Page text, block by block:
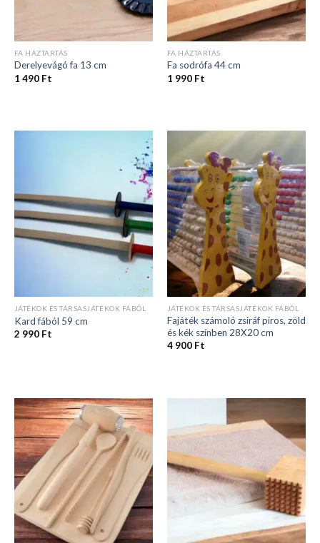
FA HÁZTARTÁS
Derelyevágó fa 13 cm
1 490 Ft
FA HÁZTARTÁS
Fa sodrófa 44 cm
1 990 Ft
JÁTÉKOK ÉS TÁRSASJÁTÉKOK FÁBÓL
Kard fából 59 cm
2 990 Ft
JÁTÉKOK ÉS TÁRSASJÁTÉKOK FÁBÓL
Fajáték számoló zsiráf piros, zöld
és kék színben 28X20 cm
4 900 Ft